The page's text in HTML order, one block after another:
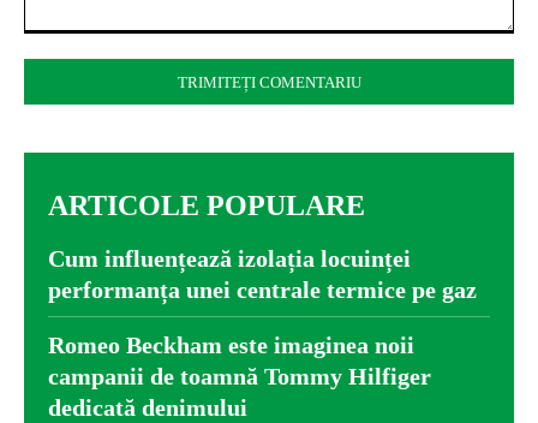
ARTICOLE POPULARE
Cum influențează izolația locuinței
performanța unei centrale termice pe gaz
Romeo Beckham este imaginea noii
campanii de toamnă Tommy Hilfiger
dedicată denimului